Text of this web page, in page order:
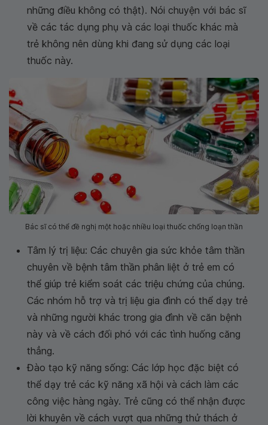
những điều không có thật). Nói chuyện với bác sĩ
về các tác dụng phụ và các loại thuốc khác mà
trẻ không nên dùng khi đang sử dụng các loại
thuốc này.
Bác sĩ có thể đề nghị một hoặc nhiều loại thuốc chống loạn thần
Tâm lý trị liệu: Các chuyên gia sức khỏe tâm thần
chuyên về bệnh tâm thần phân liệt ở trẻ em có
thể giúp trẻ kiểm soát các triệu chứng của chúng.
Các nhóm hỗ trợ và trị liệu gia đình có thể dạy trẻ
và những người khác trong gia đình về căn bệnh
này và về cách đối phó với các tình huống căng
thẳng.
Đào tạo kỹ năng sống: Các lớp học đặc biệt có
thể dạy trẻ các kỹ năng xã hội và cách làm các
công việc hàng ngày. Trẻ cũng có thể nhận được
lời khuyên về cách vượt qua những thử thách ở